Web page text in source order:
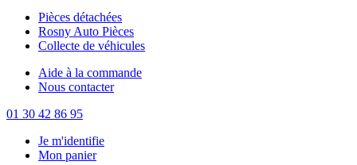
Pièces détachées
Rosny Auto Pièces
Collecte de véhicules
Aide à la commande
Nous contacter
01 30 42 86 95
Je m'identifie
Mon panier